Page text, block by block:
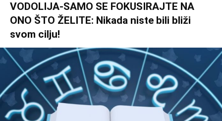
VODOLIJA-SAMO SE FOKUSIRAJTE NA
ONO ŠTO ŽELITE: Nikada niste bili bliži
svom cilju!